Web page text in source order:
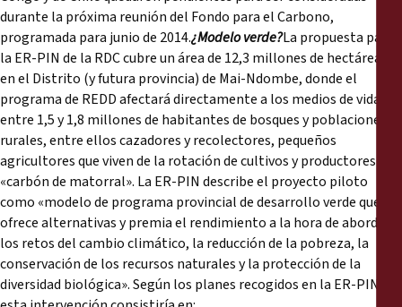
Annual Reports
durante la próxima reunión del Fondo para el Carbono,
programada para junio de 2014.¿Modelo verde?La propuesta para
la ER-PIN de la RDC cubre un área de 12,3 millones de hectáreas
en el Distrito (y futura provincia) de Mai-Ndombe, donde el
programa de REDD afectará directamente a los medios de vida de
entre 1,5 y 1,8 millones de habitantes de bosques y poblaciones
rurales, entre ellos cazadores y recolectores, pequeños
agricultores que viven de la rotación de cultivos y productores de
«carbón de matorral». La ER-PIN describe el proyecto piloto
como «modelo de programa provincial de desarrollo verde que
ofrece alternativas y premia el rendimiento a la hora de abordar
los retos del cambio climático, la reducción de la pobreza, la
conservación de los recursos naturales y la protección de la
diversidad biológica». Según los planes recogidos en la ER-PIN